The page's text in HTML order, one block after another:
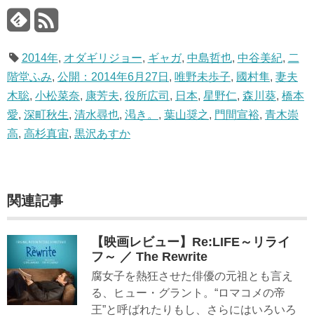
2014年, オダギリジョー, ギャガ, 中島哲也, 中谷美紀, 二
階堂ふみ, 公開：2014年6月27日 , 唯野未歩子, 國村隼, 妻夫
木聡, 小松菜奈, 康芳夫, 役所広司 , 日本, 星野仁, 森川葵, 橋本
愛, 深町秋生, 清水尋也, 渇き。 , 葉山奨之, 門間宣裕, 青木崇
高, 高杉真宙, 黒沢あすか
関連記事
【映画レビュー】Re:LIFE～リライ
フ～ ／ The Rewrite
腐女子を熱狂させた俳優の元祖とも言え
る、ヒュー・グラント。“ロマコメの帝
王”と呼ばれたりもし、さらにはいろいろ